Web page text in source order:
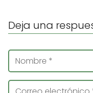
Deja una